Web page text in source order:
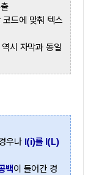
드에 맞춰 텍스
시 자막과 동일
우나 I(i)를 l(L)
백이 들어간 경